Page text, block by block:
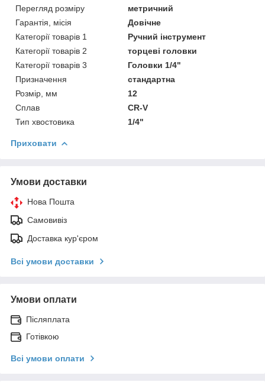
Перегляд розміру
метричний
Гарантія, місія
Довічне
Категорії товарів 1
Ручний інструмент
Категорії товарів 2
торцеві головки
Категорії товарів 3
Головки 1/4"
Призначення
стандартна
Розмір, мм
12
Сплав
CR-V
Тип хвостовика
1/4"
Приховати
Умови доставки
Нова Пошта
Самовивіз
Доставка кур'єром
Всі умови доставки
Умови оплати
Післяплата
Готівкою
Всі умови оплати